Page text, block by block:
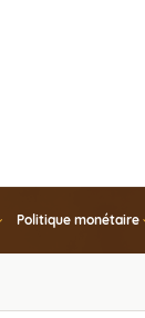
Politique monétaire